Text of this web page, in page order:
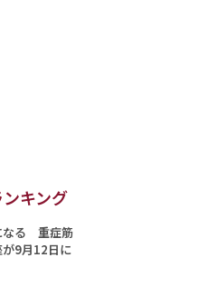
キング
なる 重症筋
が9月12日に